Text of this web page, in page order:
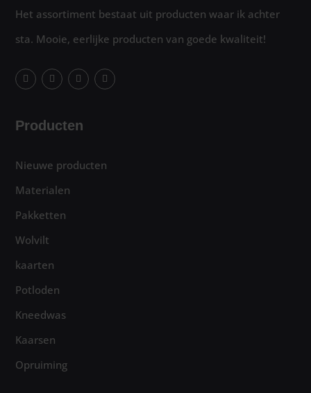
Het assortiment bestaat uit producten waar ik achter
sta. Mooie, eerlijke producten van goede kwaliteit!
Producten
Nieuwe producten
Materialen
Pakketten
Wolvilt
kaarten
Potloden
Kneedwas
Kaarsen
Opruiming